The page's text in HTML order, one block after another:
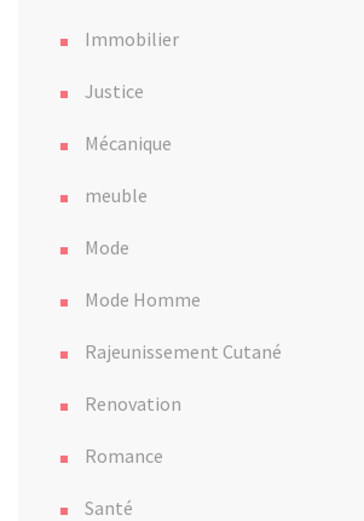
Immobilier
Justice
Mécanique
meuble
Mode
Mode Homme
Rajeunissement Cutané
Renovation
Romance
Santé